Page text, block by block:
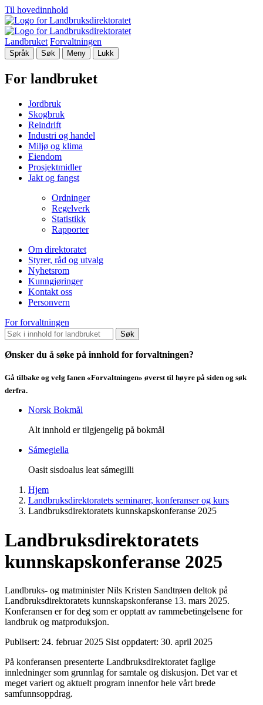
Til hovedinnhold
Landbruket Forvaltningen
Språk Søk Meny Lukk
For landbruket
Jordbruk
Skogbruk
Reindrift
Industri og handel
Miljø og klima
Eiendom
Prosjektmidler
Jakt og fangst
Ordninger
Regelverk
Statistikk
Rapporter
Om direktoratet
Styrer, råd og utvalg
Nyhetsrom
Kunngjøringer
Kontakt oss
Personvern
For forvaltningen
Søk
Ønsker du å søke på innhold for forvaltningen?
Gå tilbake og velg fanen «Forvaltningen» øverst til høyre på siden og søk
derfra.
Norsk Bokmål
Alt innhold er tilgjengelig på bokmål
Sámegiella
Oasit sisdoalus leat sámegilli
Hjem
Landbruksdirektoratets seminarer, konferanser og kurs
Landbruksdirektoratets kunnskapskonferanse 2025
Landbruksdirektoratets
kunnskapskonferanse 2025
Landbruks- og matminister Nils Kristen Sandtrøen deltok på
Landbruksdirektoratets kunnskapskonferanse 13. mars 2025.
Konferansen er for deg som er opptatt av rammebetingelsene for
landbruk og matproduksjon.
Publisert: 24. februar 2025 Sist oppdatert: 30. april 2025
På konferansen presenterte Landbruksdirektoratet faglige
innledninger som grunnlag for samtale og diskusjon. Det var et
meget variert og aktuelt program innenfor hele vårt brede
samfunnsoppdrag.